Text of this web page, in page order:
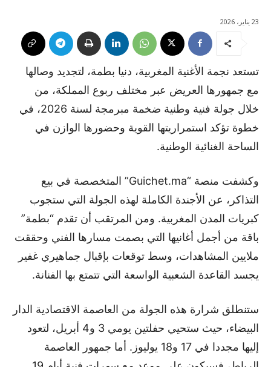
23 يناير، 2026
تستعد نجمة الأغنية المغربية، دنيا بطمة، لتجديد وصالها
مع جمهورها العريض عبر مختلف ربوع المملكة، من
خلال جولة فنية وطنية ضخمة مبرمجة لسنة 2026، في
خطوة تؤكد استمراريتها القوية وحضورها الوازن في
الساحة الغنائية الوطنية.
وكشفت منصة “Guichet.ma” المتخصصة في بيع
التذاكر، عن الأجندة الكاملة لهذه الجولة التي ستجوب
كبريات المدن المغربية. ومن المرتقب أن تقدم “بطمة”
باقة من أجمل أغانيها التي بصمت مسارها الفني وحققت
ملايين المشاهدات، وسط توقعات بإقبال جماهيري غفير
يجسد القاعدة الشعبية الواسعة التي تتمتع بها الفنانة.
ستنطلق شرارة هذه الجولة من العاصمة الاقتصادية الدار
البيضاء، حيث ستحيي حفلتين يومي 3 و4 أبريل، لتعود
إليها مجددا في 17 و18 يوليوز. أما جمهور العاصمة